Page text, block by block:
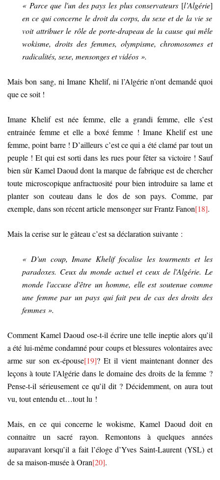
« Parce que l'un des pays les plus conservateurs [l’Algérie]
en ce qui concerne le droit du corps, du sexe et de la vie se
voit attribuer le rôle de porte-drapeau de la cause qui mêle
wokisme, droits des femmes, olympisme, chromosomes et
radicalités, sexe, mensonges et vidéos ».
Mais bon sang, ni Imane Khelif, ni l’Algérie n’ont demandé quoi
que ce soit !
Imane Khelif est née femme, elle a grandi femme, elle s’est
entrainée femme et elle a boxé femme ! Imane Khelif est une
femme, point barre ! D’ailleurs c’est ce qui a été clamé par tout un
peuple ! Et qui est sorti dans les rues pour fêter sa victoire ! Sauf
bien sûr Kamel Daoud dont la marque de fabrique est de chercher
toute microscopique anfractuosité pour bien introduire sa lame et
planter son couteau dans le dos de son pays. Comme, par
exemple, dans son récent article mensonger sur Frantz Fanon[18].
Mais la cerise sur le gâteau c’est sa déclaration suivante :
« D'un coup, Imane Khelif focalise les tourments et les
paradoxes. Ceux du monde actuel et ceux de l'Algérie. Le
monde l'accuse d'être un homme, elle est soutenue comme
une femme par un pays qui fait peu de cas des droits des
femmes ».
Comment Kamel Daoud ose-t-il écrire une telle ineptie alors qu’il
a été lui-même condamné pour coups et blessures volontaires avec
arme sur son ex-épouse[19]? Et il vient maintenant donner des
leçons à toute l’Algérie dans le domaine des droits de la femme ?
Pense-t-il sérieusement ce qu’il dit ? Décidemment, on aura tout
vu, tout entendu et…tout lu !
Mais, en ce qui concerne le wokisme, Kamel Daoud doit en
connaitre un sacré rayon. Remontons à quelques années
auparavant lorsqu’il a fait l’éloge d’Yves Saint-Laurent (YSL) et
de sa maison-musée à Oran[20].